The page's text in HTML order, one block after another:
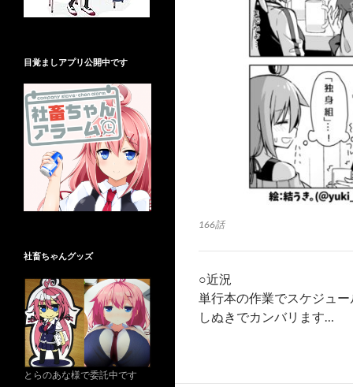
166話
○近況
単行本の作業でスケジュ
しぬきでカンバリます…
目覚ましアプリ公開中です
社畜ちゃんグッズ
とらのあな様で委託中です